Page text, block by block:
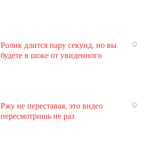
i
Ролик длится пару секунд, но вы
будете в шоке от увиденного
i
Ржу не переставая, это видео
пересмотришь не раз